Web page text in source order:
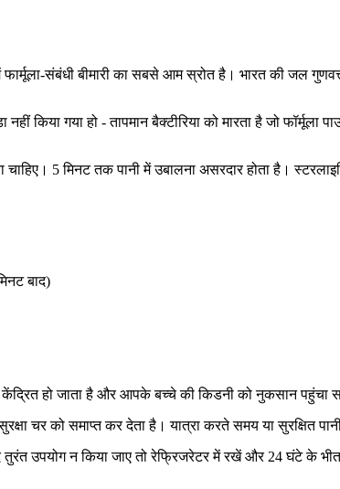
फार्मूला-संबंधी बीमारी का सबसे आम स्रोत है। भारत की जल
किया गया हो - तापमान बैक्टीरिया को मारता है जो
5 मिनट तक पानी में उबालना असरदार होता है।
बाद)
हो जाता है और आपके बच्चे की किडनी को नुकसान पहुंचा
चर को समाप्त कर देता है। यात्रा करते समय या सुरक्षित
तुरंत उपयोग न किया जाए तो रेफ्रिजरेटर में रखें और 24 घंटे के